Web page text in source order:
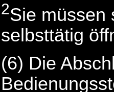
2Sie müssen
selbsttätig
(6) Die